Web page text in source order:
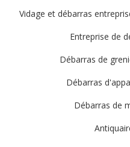
Vidage et débarras
Entreprise de
Débarras de
Débarras
Débarras de